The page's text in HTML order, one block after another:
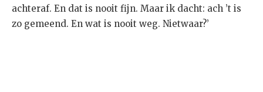
achteraf. En dat is nooit fijn. Maar ik dacht: ach ’t is
zo gemeend. En wat is nooit weg. Nietwaar?’